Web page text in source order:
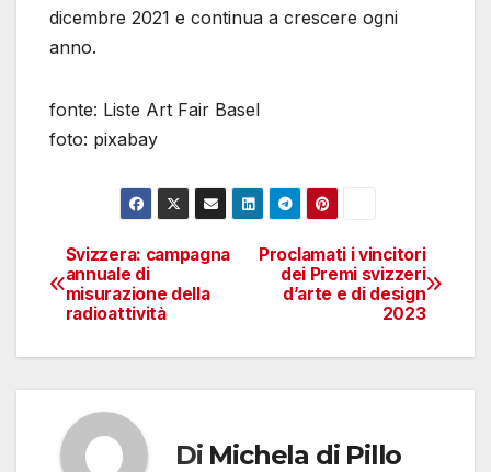
dicembre 2021 e continua a crescere ogni
anno.
fonte: Liste Art Fair Basel
foto: pixabay
Navigazione
articoli
Proclamati i vincitori
dei Premi svizzeri
d’arte e di design
2023
Svizzera: campagna
annuale di
misurazione della
radioattività
Di Michela di Pillo